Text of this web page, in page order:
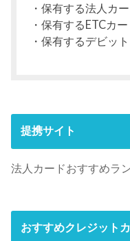
・保有する法人カ
・保有するETCカ
・保有するデビッ
提携サイト
法人カードおすすめラ
おすすめクレジット